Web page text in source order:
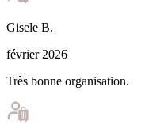
Gisele B.
février 2026
Très bonne organisation.